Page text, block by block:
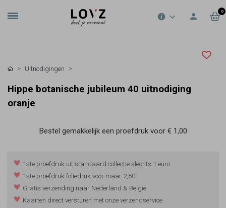
0
Uitnodigingen
Hippe botanische jubileum 40 uitnodiging
oranje
Bestel gemakkelijk een proefdruk voor € 1,00
1ste proefdruk uit standaard collectie slechts 1 euro
1ste proefdruk foliedruk voor maar 2,50
Gratis verzending naar Nederland & België
Kaarten direct versturen met onze verzendservice